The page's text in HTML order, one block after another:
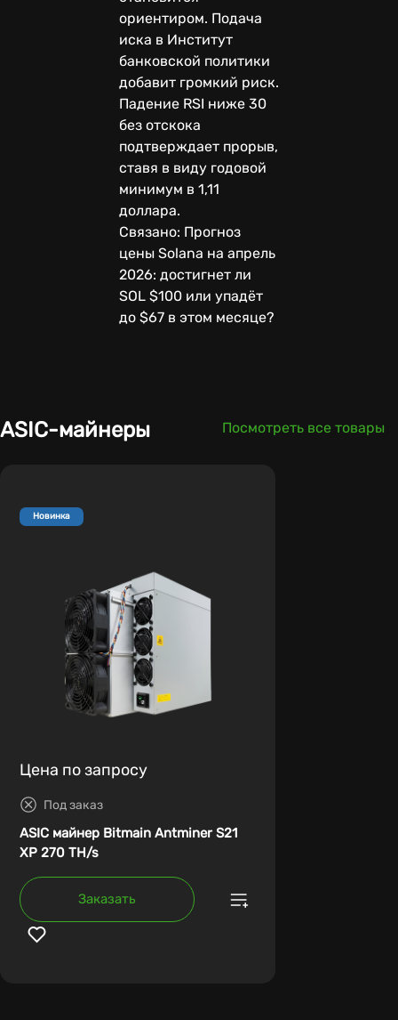
ориентиром. Подача
иска в Институт
банковской политики
добавит громкий риск.
Падение RSI ниже 30
без отскока
подтверждает прорыв,
ставя в виду годовой
минимум в 1,11
доллара.
Связано: Прогноз
цены Solana на апрель
2026: достигнет ли
SOL $100 или упадёт
до $67 в этом месяце?
ASIC-майнеры Посмотреть все товары
Новинка
Цена по запросу
Под заказ
ASIC майнер Bitmain Antminer S21
XP 270 TH/s
Заказать